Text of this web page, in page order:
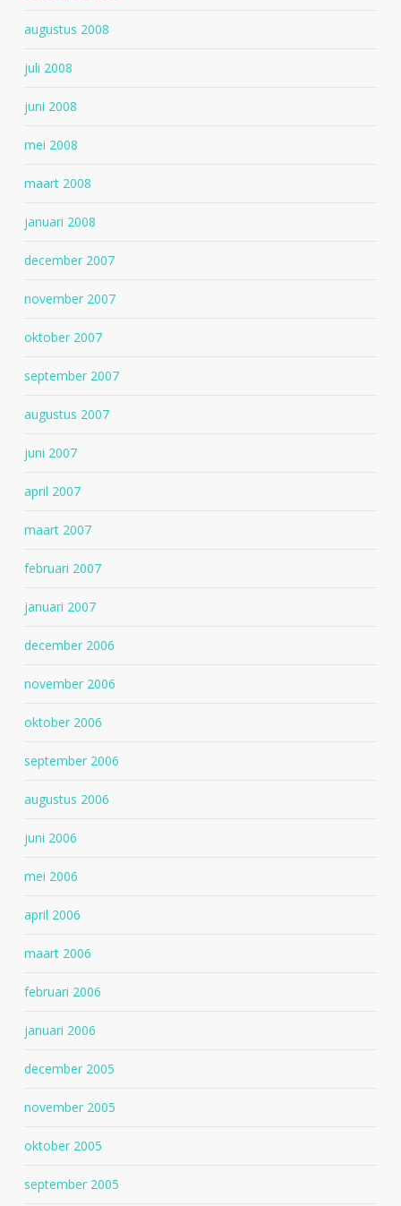
augustus 2008
juli 2008
juni 2008
mei 2008
maart 2008
januari 2008
december 2007
november 2007
oktober 2007
september 2007
augustus 2007
juni 2007
april 2007
maart 2007
februari 2007
januari 2007
december 2006
november 2006
oktober 2006
september 2006
augustus 2006
juni 2006
mei 2006
april 2006
maart 2006
februari 2006
januari 2006
december 2005
november 2005
oktober 2005
september 2005